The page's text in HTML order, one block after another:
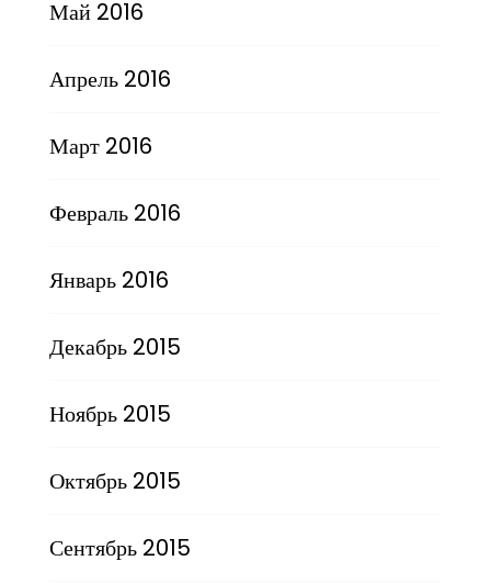
Май 2016
Апрель 2016
Март 2016
Февраль 2016
Январь 2016
Декабрь 2015
Ноябрь 2015
Октябрь 2015
Сентябрь 2015